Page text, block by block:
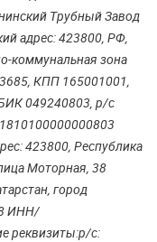
Трубный Завод
адрес: 423800, РФ,
коммунальная зона
КПП 165001001,
049240803, р/с
423800, Республика
Моторная, 38
город
ИНН/
реквизиты:р/с: